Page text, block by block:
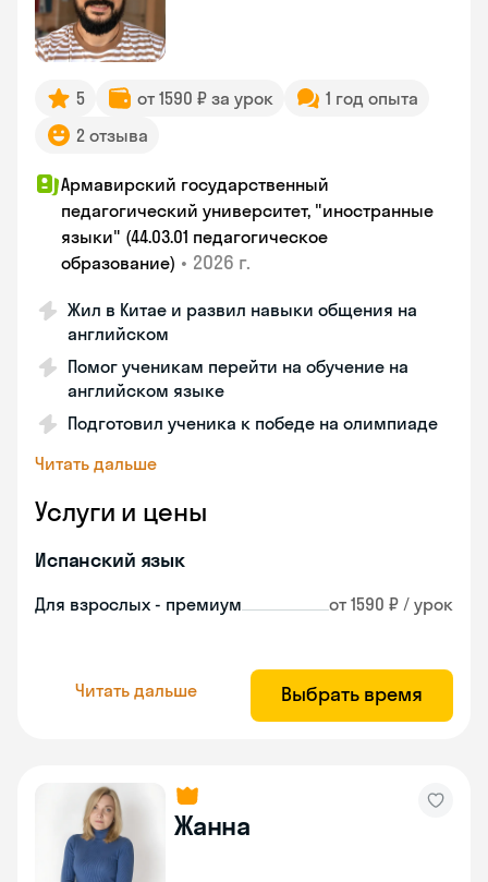
5 от 1590 ₽ за урок
1 год опыта
2 отзыва
Армавирский государственный
педагогический университет, "иностранные
языки" (44.03.01 педагогическое
образование) • 2026 г.
Жил в Китае и развил навыки общения на
английском
Помог ученикам перейти на обучение на
английском языке
Подготовил ученика к победе на олимпиаде
Читать дальше
Услуги и цены
Испанский язык
Для взрослых - премиум от 1590 ₽ / урок
Читать дальше Выбрать время
Жанна